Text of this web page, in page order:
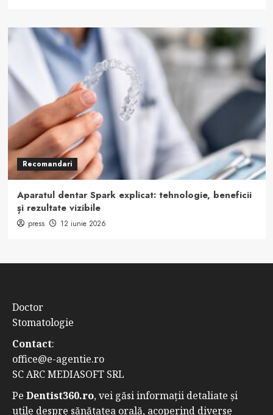
Recomandari
Aparatul dentar Spark explicat: tehnologie, beneficii
și rezultate vizibile
press 12 iunie 2026
Doctor
Stomatologie
Contact:
office@e-agentie.ro
SC ARC MEDIASOFT SRL
Pe Dentist360.ro, vei găsi informații detaliate și
utile despre sănătatea orală, acoperind diverse